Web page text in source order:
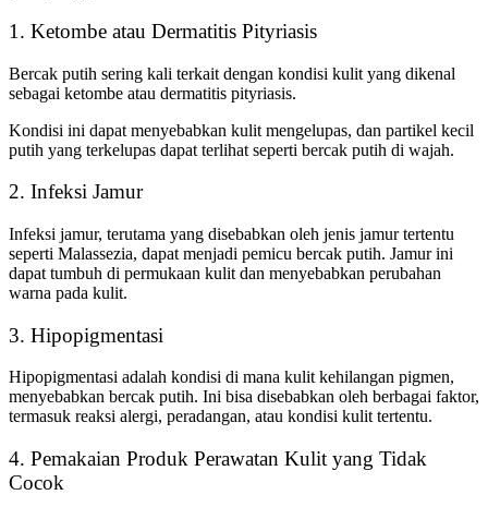
1. Ketombe atau Dermatitis Pityriasis
Bercak putih sering kali terkait dengan kondisi kulit yang dikenal
sebagai ketombe atau dermatitis pityriasis.
Kondisi ini dapat menyebabkan kulit mengelupas, dan partikel kecil
putih yang terkelupas dapat terlihat seperti bercak putih di wajah.
2. Infeksi Jamur
Infeksi jamur, terutama yang disebabkan oleh jenis jamur tertentu
seperti Malassezia, dapat menjadi pemicu bercak putih. Jamur ini
dapat tumbuh di permukaan kulit dan menyebabkan perubahan
warna pada kulit.
3. Hipopigmentasi
Hipopigmentasi adalah kondisi di mana kulit kehilangan pigmen,
menyebabkan bercak putih. Ini bisa disebabkan oleh berbagai faktor,
termasuk reaksi alergi, peradangan, atau kondisi kulit tertentu.
4. Pemakaian Produk Perawatan Kulit yang Tidak
Cocok